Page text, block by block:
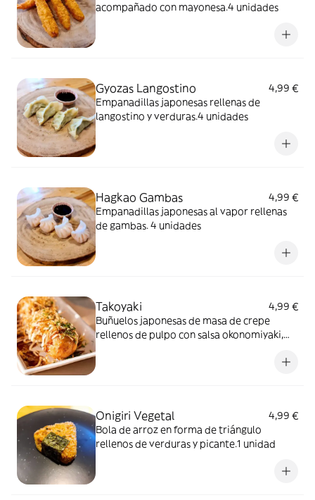
acompañado con mayonesa.4 unidades
Gyozas Langostino
4,99 €
Empanadillas japonesas rellenas de
langostino y verduras.4 unidades
Hagkao Gambas
4,99 €
Empanadillas japonesas al vapor rellenas
de gambas. 4 unidades
Takoyaki
4,99 €
Buñuelos japonesas de masa de crepe
rellenos de pulpo con salsa okonomiyaki,
Onigiri Vegetal
4,99 €
Bola de arroz en forma de triángulo
rellenos de verduras y picante.1 unidad